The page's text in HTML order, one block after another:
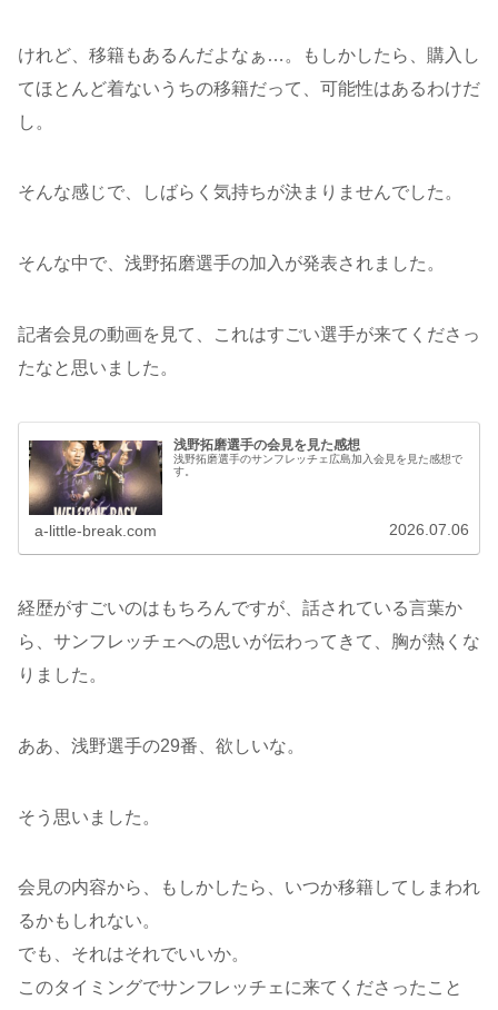
けれど、移籍もあるんだよなぁ…。もしかしたら、購入し
てほとんど着ないうちの移籍だって、可能性はあるわけだ
し。
そんな感じで、しばらく気持ちが決まりませんでした。
そんな中で、浅野拓磨選手の加入が発表されました。
記者会見の動画を見て、これはすごい選手が来てくださっ
たなと思いました。
浅野拓磨選手の会見を見た感想
浅野拓磨選手のサンフレッチェ広島加入会見を見た感想で
す。
a-little-break.com 2026.07.06
経歴がすごいのはもちろんですが、話されている言葉か
ら、サンフレッチェへの思いが伝わってきて、胸が熱くな
りました。
ああ、浅野選手の29番、欲しいな。
そう思いました。
会見の内容から、もしかしたら、いつか移籍してしまわれ
るかもしれない。
でも、それはそれでいいか。
このタイミングでサンフレッチェに来てくださったこと